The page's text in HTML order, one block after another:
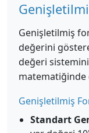
Genişletilmiş
değerini
değeri
matematiğinde
Genişletilmiş
Standart